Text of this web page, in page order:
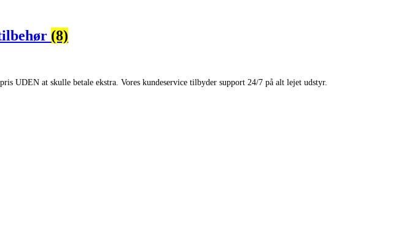
(8)
UDEN at skulle betale ekstra. Vores kundeservice tilbyder support 24/7 på alt lejet udstyr.